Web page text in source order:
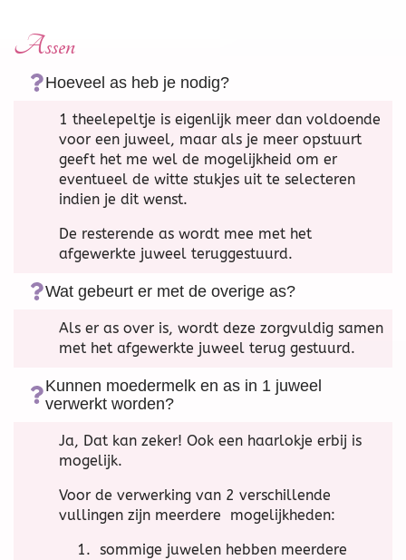
Assen
Hoeveel as heb je nodig?
1 theelepeltje is eigenlijk meer dan voldoende
voor een juweel, maar als je meer opstuurt
geeft het me wel de mogelijkheid om er
eventueel de witte stukjes uit te selecteren
indien je dit wenst.
De resterende as wordt mee met het
afgewerkte juweel teruggestuurd.
Wat gebeurt er met de overige as?
Als er as over is, wordt deze zorgvuldig samen
met het afgewerkte juweel terug gestuurd.
Kunnen moedermelk en as in 1 juweel
verwerkt worden?
Ja, Dat kan zeker! Ook een haarlokje erbij is
mogelijk.
Voor de verwerking van 2 verschillende
vullingen zijn meerdere mogelijkheden:
sommige juwelen hebben meerdere